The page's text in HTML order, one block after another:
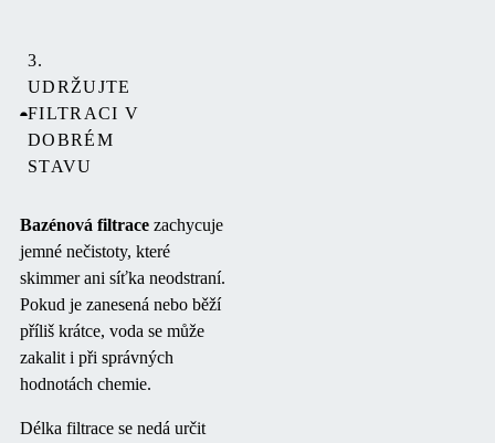
3.
UDRŽUJTE
FILTRACI V
DOBRÉM
STAVU
Bazénová filtrace zachycuje
jemné nečistoty, které
skimmer ani síťka neodstraní.
Pokud je zanesená nebo běží
příliš krátce, voda se může
zakalit i při správných
hodnotách chemie.
Délka filtrace se nedá určit